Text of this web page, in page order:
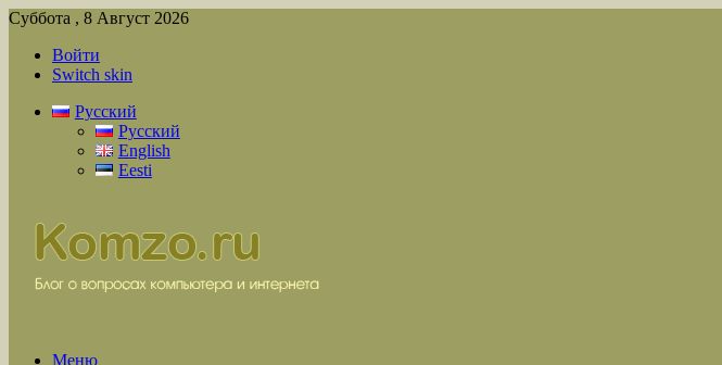
Суббота , 8 Август 2026
Войти
Switch skin
Русский
Русский
English
Eesti
Меню